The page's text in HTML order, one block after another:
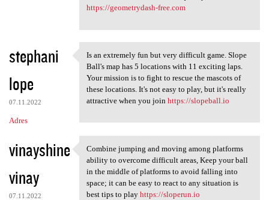
https://geometrydash-free.com
stephani
lope
07.11.2022
Adres
Is an extremely fun but very
Is an extremely fun but very difficult game. Slope
Ball's map has 5 locations with 11 exciting laps.
Your mission is to fight to rescue the mascots of
these locations. It's not easy to play, but it's really
attractive when you join https://slopeball.io
vinayshine
vinay
07.11.2022
Combine jumping and moving
Combine jumping and moving among platforms
ability to overcome difficult areas, Keep your ball
in the middle of platforms to avoid falling into
space; it can be easy to react to any situation is
best tips to play https://sloperun.io